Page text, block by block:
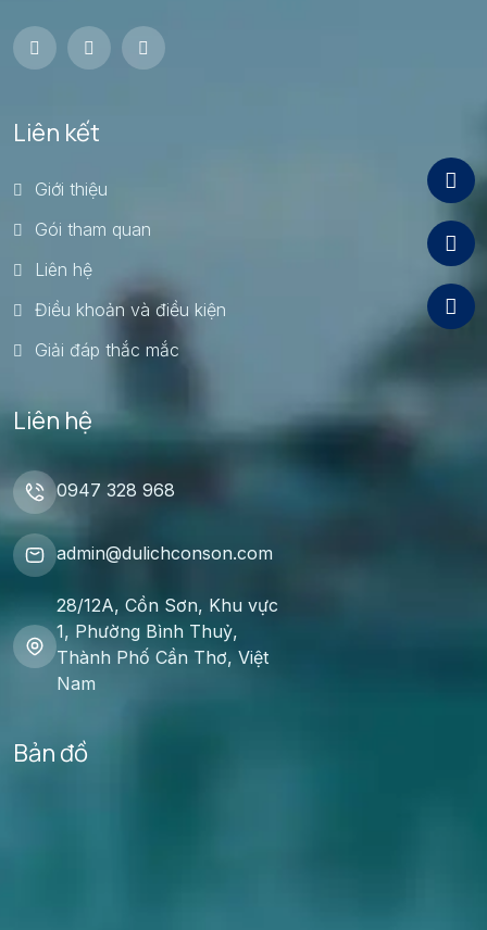
Không ghép đoàn
Liên kết
Giới thiệu
Gói tham quan
Liên hệ
Điều khoản và điều kiện
Giải đáp thắc mắc
Liên hệ
0947 328 968
admin@dulichconson.com
28/12A, Cồn Sơn, Khu vực
1, Phường Bình Thuỷ,
Thành Phố Cần Thơ, Việt
Nam
Bản đồ